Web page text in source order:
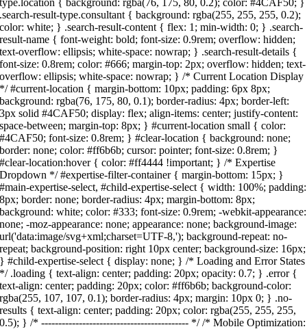
type.location { background: rgba(76, 175, 80, 0.2); color: #4CAF50; }
.search-result-type.consultant { background: rgba(255, 255, 255, 0.2);
color: white; } .search-result-content { flex: 1; min-width: 0; } .search-
result-name { font-weight: bold; font-size: 0.9rem; overflow: hidden;
text-overflow: ellipsis; white-space: nowrap; } .search-result-details {
font-size: 0.8rem; color: #666; margin-top: 2px; overflow: hidden; text-
overflow: ellipsis; white-space: nowrap; } /* Current Location Display
*/ #current-location { margin-bottom: 10px; padding: 6px 8px;
background: rgba(76, 175, 80, 0.1); border-radius: 4px; border-left:
3px solid #4CAF50; display: flex; align-items: center; justify-content:
space-between; margin-top: 8px; } #current-location small { color:
#4CAF50; font-size: 0.8rem; } #clear-location { background: none;
border: none; color: #ff6b6b; cursor: pointer; font-size: 0.8rem; }
#clear-location:hover { color: #ff4444 !important; } /* Expertise
Dropdown */ #expertise-filter-container { margin-bottom: 15px; }
#main-expertise-select, #child-expertise-select { width: 100%; padding:
8px; border: none; border-radius: 4px; margin-bottom: 8px;
background: white; color: #333; font-size: 0.9rem; -webkit-appearance:
none; -moz-appearance: none; appearance: none; background-image:
url('data:image/svg+xml;charset=UTF-8,'); background-repeat: no-
repeat; background-position: right 10px center; background-size: 16px;
} #child-expertise-select { display: none; } /* Loading and Error States
*/ .loading { text-align: center; padding: 20px; opacity: 0.7; } .error {
text-align: center; padding: 20px; color: #ff6b6b; background-color:
rgba(255, 107, 107, 0.1); border-radius: 4px; margin: 10px 0; } .no-
results { text-align: center; padding: 20px; color: rgba(255, 255, 255,
0.5); } /* ------------------------------------------- */ /* Mobile Optimization: